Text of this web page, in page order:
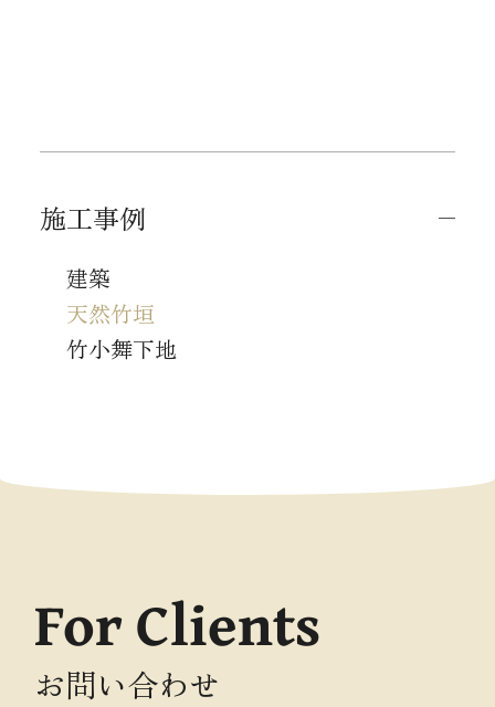
施工事例
建築
天然竹垣
竹小舞下地
For Clients
お問い合わせ